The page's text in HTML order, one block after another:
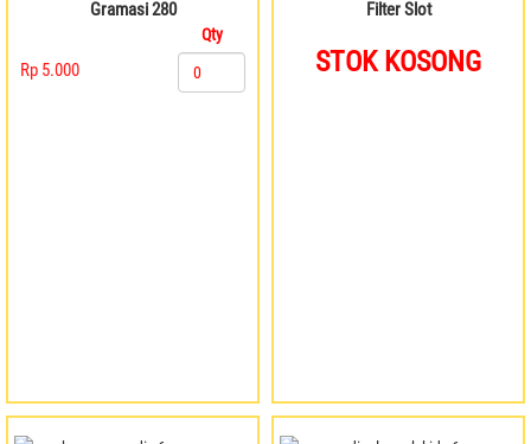
Gramasi 280
Rp 5.000
Qty
Filter Slot
STOK KOSONG